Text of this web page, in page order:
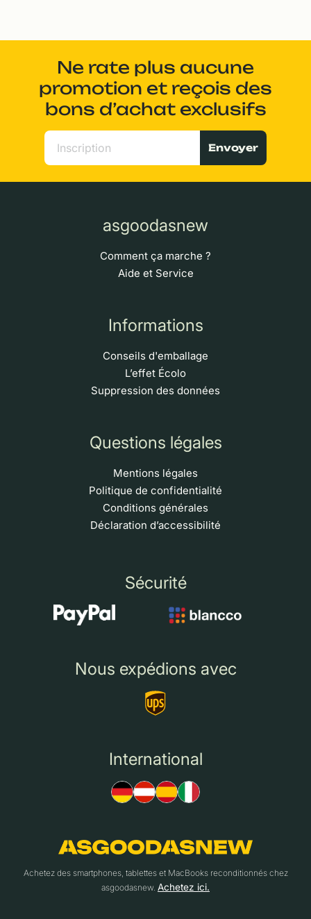
Ne rate plus aucune
promotion et reçois des
bons d’achat exclusifs
Envoyer
asgoodasnew
Comment ça marche ?
Aide et Service
Informations
Conseils d'emballage
L’effet Écolo
Suppression des données
Questions légales
Mentions légales
Politique de confidentialité
Conditions générales
Déclaration d’accessibilité
Sécurité
Nous expédions avec
International
Achetez des smartphones, tablettes et MacBooks reconditionnés chez
asgoodasnew. Achetez ici.